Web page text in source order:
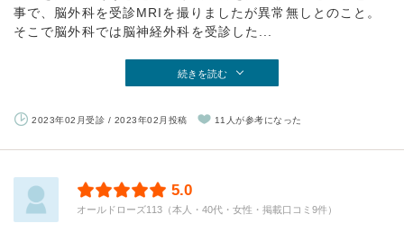
事で、脳外科を受診MRIを撮りましたが異常無しとのこと。
そこで脳外科では脳神経外科を受診した...
続きを読む
2023年02月受診 / 2023年02月投稿 11人が参考になった
5.0
オールドローズ113（本人・40代・女性・掲載口コミ9件）